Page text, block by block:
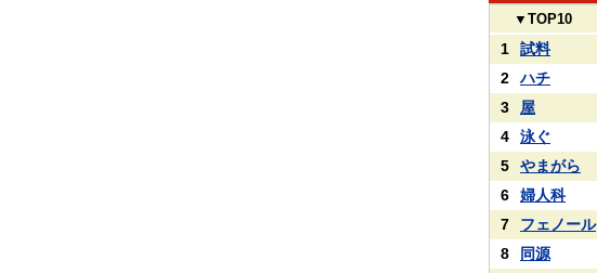
▼ TOP10
1
試料
2
ハチ
3
屋
4
泳ぐ
5
やまがら
6
婦人科
7
フェノール
8
同源